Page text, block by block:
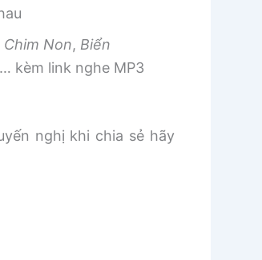
Chim Non, Biển
… kèm link nghe MP3
nghị khi chia sẻ hãy